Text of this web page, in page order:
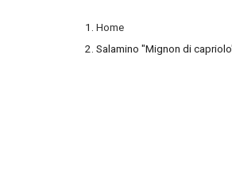
Home
Salamino "Mignon di